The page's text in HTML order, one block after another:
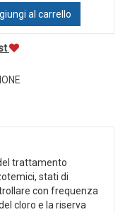
al carrello
trattamento
stati di
con frequenza
cloro e la riserva